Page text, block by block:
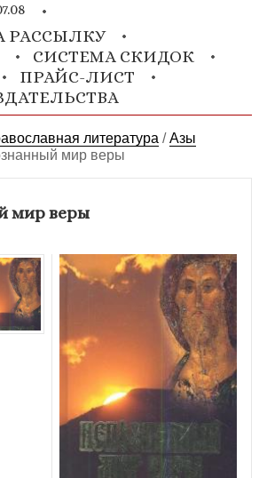
РАССЫЛКУ
СИСТЕМА СКИДОК
ПРАЙС-ЛИСТ
литература /Азы
мир веры
мир веры